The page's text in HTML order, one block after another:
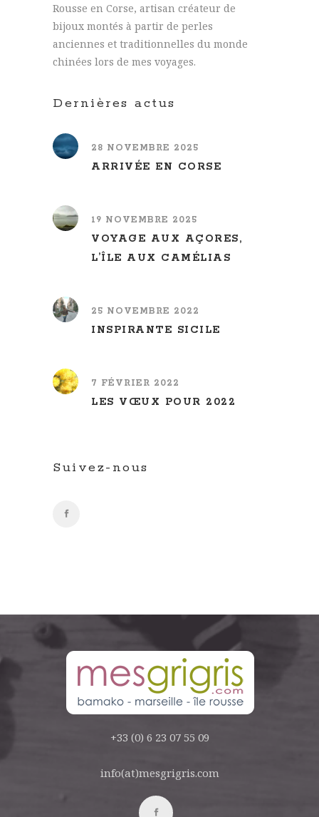
Rousse en Corse, artisan créateur de
bijoux montés à partir de perles
anciennes et traditionnelles du monde
chinées lors de mes voyages.
Dernières actus
28 NOVEMBRE 2025
ARRIVÉE EN CORSE
19 NOVEMBRE 2025
VOYAGE AUX AÇORES,
L’ÎLE AUX CAMÉLIAS
25 NOVEMBRE 2022
INSPIRANTE SICILE
7 FÉVRIER 2022
LES VŒUX POUR 2022
Suivez-nous
+33 (0) 6 23 07 55 09
info(at)mesgrigris.com